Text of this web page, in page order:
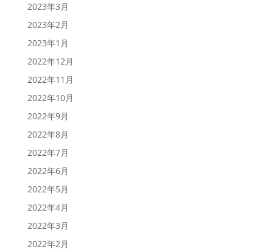
2023年3月
2023年2月
2023年1月
2022年12月
2022年11月
2022年10月
2022年9月
2022年8月
2022年7月
2022年6月
2022年5月
2022年4月
2022年3月
2022年2月